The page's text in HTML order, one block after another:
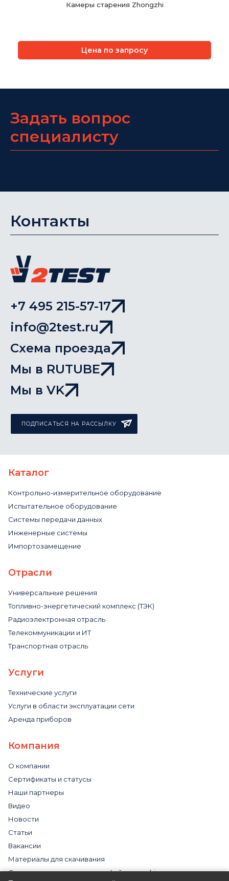
Камеры старения Zhongzhi
Цена по запросу
Задать вопрос
специалисту
Контакты
+7 495 215-57-17
info@2test.ru
Схема проезда
Мы в RUTUBE
Мы в VK
ПОДПИСАТЬСЯ НА РАССЫЛКУ
Каталог
Контрольно-измерительное оборудование
Испытательное оборудование
Системы передачи данных
Инженерные системы
Импортозамещение
Отрасли
Универсальные решения
Топливно-энергетический комплекс (ТЭК)
Радиоэлектронная отрасль
Телекоммуникации и ИТ
Транспортная отрасль
Услуги
Технические услуги
Услуги в области эксплуатации сети
Аренда приборов
Компания
О компании
Сертификаты и статусы
Наши партнеры
Видео
Новости
Статьи
Вакансии
Материалы для скачивания
Cогласие на использование файлов cookies